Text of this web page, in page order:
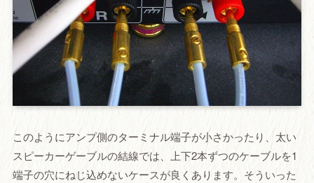
このようにアンプ側のターミナル端子が小さかったり、太い
スピーカーゲーブルの結線では、上下2本ずつのケーブルを1
端子の穴にねじ込めないケースが良くあります。そういった